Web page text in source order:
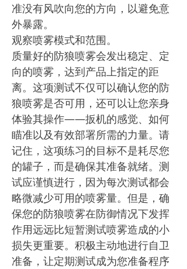
准没有风吹向您的方向，以避免意
外暴露。
观察喷雾模式和范围。
质量好的防狼喷雾会发出稳定、定
向的喷雾，达到产品上指定的距
离。这项测试不仅可以确认您的防
狼喷雾是否可用，还可以让您亲身
体验其操作——扳机的感觉、如何
瞄准以及有效部署所需的力量。请
记住，这项练习的目标不是耗尽您
的罐子，而是确保其准备就绪。测
试应谨慎进行，因为每次测试都会
略微减少可用的喷雾量。但是，确
保您的防狼喷雾在防御情况下发挥
作用远远比短暂测试喷雾造成的小
损失更重要。积极主动地进行自卫
准备，让定期测试成为您准备程序